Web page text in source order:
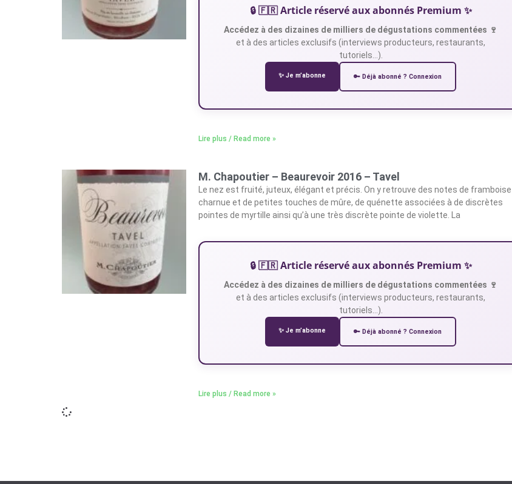
🔒 🇫🇷 Article réservé aux abonnés Premium ✨
Accédez à des dizaines de milliers de dégustations commentées 🍷
et à des articles exclusifs (interviews producteurs, restaurants,
tutoriels…).
✨ Je m’abonne 🔑 Déjà abonné ? Connexion
Lire plus / Read more »
M. Chapoutier – Beaurevoir 2016 – Tavel
Le nez est fruité, juteux, élégant et précis. On y retrouve des notes de framboise
charnue et de petites touches de mûre, de quénette associées à de discrètes
pointes de myrtille ainsi qu’à une très discrète pointe de violette. La
🔒 🇫🇷 Article réservé aux abonnés Premium ✨
Accédez à des dizaines de milliers de dégustations commentées 🍷
et à des articles exclusifs (interviews producteurs, restaurants,
tutoriels…).
✨ Je m’abonne 🔑 Déjà abonné ? Connexion
Lire plus / Read more »